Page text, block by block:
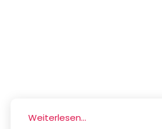
Weiterlesen...